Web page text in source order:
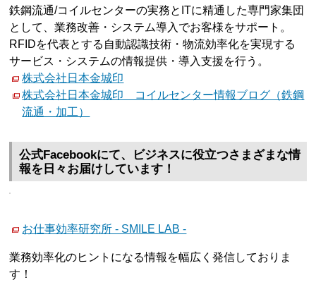
鉄鋼流通/コイルセンターの実務とITに精通した専門家集団
として、業務改善・システム導入でお客様をサポート。
RFIDを代表とする自動認識技術・物流効率化を実現する
サービス・システムの情報提供・導入支援を行う。
株式会社日本金城印
株式会社日本金城印 コイルセンター情報ブログ（鉄鋼
流通・加工）
公式Facebookにて、ビジネスに役立つさまざまな情
報を日々お届けしています！
お仕事効率研究所 - SMILE LAB -
業務効率化のヒントになる情報を幅広く発信しておりま
す！